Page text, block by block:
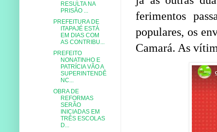
ferimentos
populares, os
Camará. As
RESULTA NA
PRISÃO ...
PREFEITURA DE
ITAPAJÉ ESTÁ
EM DIAS COM
AS CONTRIBU...
PREFEITO
NONATINHO E
PATRÍCIA VÃO A
SUPERINTENDÊ
NC...
OBRA DE
REFORMAS
SERÃO
INICIADAS EM
TRÊS ESCOLAS
D...